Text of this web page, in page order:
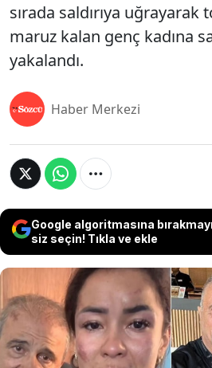
sırada saldırıya uğrayarak
maruz kalan genç kadına
yakalandı.
Haber Merkezi
Google algoritmasına
siz seçin! Tıkla ve ekle
Hindistan'da
sırada